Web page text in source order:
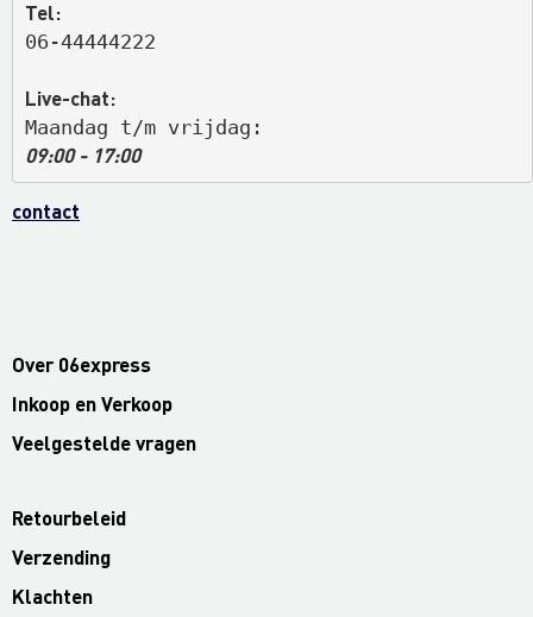
Tel:
06-44444222
Live-chat:
Maandag t/m vrijdag:
09:00 - 17:00
contact
Over 06express
Inkoop en Verkoop
Veelgestelde vragen
Retourbeleid
Verzending
Klachten